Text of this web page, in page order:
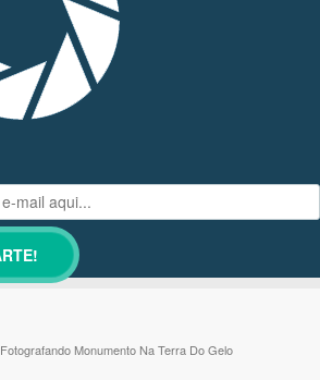
Fotografando Monumento Na Terra Do Gelo